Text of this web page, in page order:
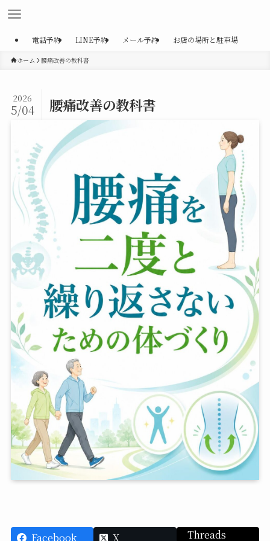
電話予約 LINE予約 メール予約 お店の場所と駐車場
ホーム 腰痛改善の教科書
腰痛改善の教科書
2026
5/04
Facebook X Threads